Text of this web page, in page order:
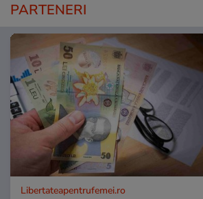
PARTENERI
Libertateapentrufemei.ro